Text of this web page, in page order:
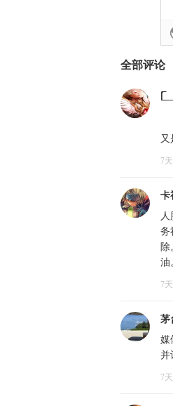
全部评论
又
7
卡
务
油
7
茅
媒
并
7